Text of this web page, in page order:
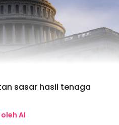
sasar hasil tenaga
AI